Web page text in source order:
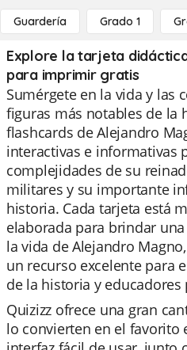
Guardería Grado 1
Explore la tarjeta
para imprimir gratis
Sumérgete en la vida y las
figuras más notables de la
flashcards de Alejandro
interactivas e informativas
complejidades de su
militares y su importante
historia. Cada tarjeta está
elaborada para brindar
la vida de Alejandro
un recurso excelente para
de la historia y educadores
Quizizz ofrece una gran
lo convierten en el favorito